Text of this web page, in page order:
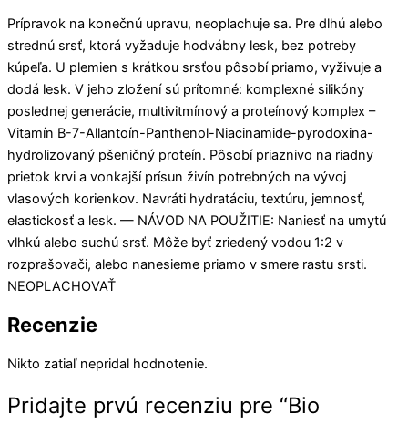
Prípravok na konečnú upravu, neoplachuje sa. Pre dlhú alebo
strednú srsť, ktorá vyžaduje hodvábny lesk, bez potreby
kúpeľa. U plemien s krátkou srsťou pôsobí priamo, vyživuje a
dodá lesk. V jeho zložení sú prítomné: komplexné silikóny
poslednej generácie, multivitmínový a proteínový komplex –
Vitamín B-7-Allantoín-Panthenol-Niacinamide-pyrodoxina-
hydrolizovaný pšeničný proteín. Pôsobí priaznivo na riadny
prietok krvi a vonkajší prísun živín potrebných na vývoj
vlasových korienkov. Navráti hydratáciu, textúru, jemnosť,
elastickosť a lesk. — NÁVOD NA POUŽITIE: Naniesť na umytú
vlhkú alebo suchú srsť. Môže byť zriedený vodou 1:2 v
rozprašovači, alebo nanesieme priamo v smere rastu srsti.
NEOPLACHOVAŤ
Recenzie
Nikto zatiaľ nepridal hodnotenie.
Pridajte prvú recenziu pre “Bio